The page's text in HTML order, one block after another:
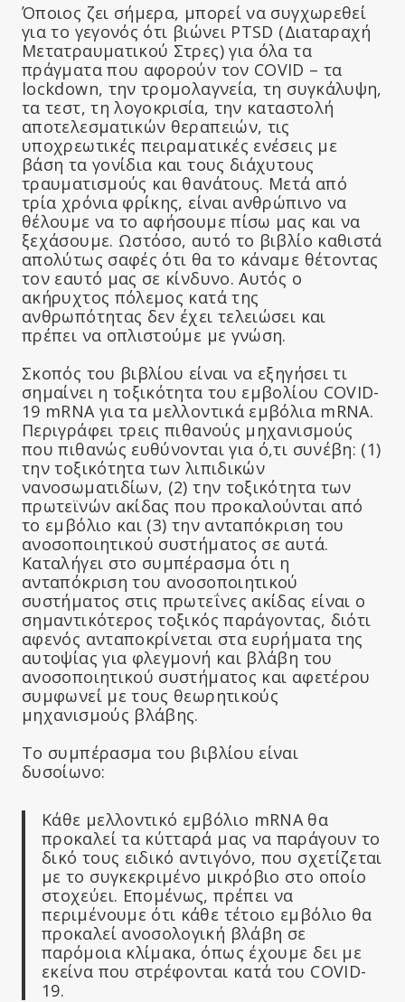
Όποιος ζει σήμερα, μπορεί να συγχωρεθεί
για το γεγονός ότι βιώνει PTSD (Διαταραχή
Μετατραυματικού Στρες) για όλα τα
πράγματα που αφορούν τον COVID – τα
lockdown, την τρομολαγνεία, τη συγκάλυψη,
τα τεστ, τη λογοκρισία, την καταστολή
αποτελεσματικών θεραπειών, τις
υποχρεωτικές πειραματικές ενέσεις με
βάση τα γονίδια και τους διάχυτους
τραυματισμούς και θανάτους. Μετά από
τρία χρόνια φρίκης, είναι ανθρώπινο να
θέλουμε να το αφήσουμε πίσω μας και να
ξεχάσουμε. Ωστόσο, αυτό το βιβλίο καθιστά
απολύτως σαφές ότι θα το κάναμε θέτοντας
τον εαυτό μας σε κίνδυνο. Αυτός ο
ακήρυχτος πόλεμος κατά της
ανθρωπότητας δεν έχει τελειώσει και
πρέπει να οπλιστούμε με γνώση.
Σκοπός του βιβλίου είναι να εξηγήσει τι
σημαίνει η τοξικότητα του εμβολίου COVID-
19 mRNA για τα μελλοντικά εμβόλια mRNA.
Περιγράφει τρεις πιθανούς μηχανισμούς
που πιθανώς ευθύνονται για ό,τι συνέβη: (1)
την τοξικότητα των λιπιδικών
νανοσωματιδίων, (2) την τοξικότητα των
πρωτεϊνών ακίδας που προκαλούνται από
το εμβόλιο και (3) την ανταπόκριση του
ανοσοποιητικού συστήματος σε αυτά.
Καταλήγει στο συμπέρασμα ότι η
ανταπόκριση του ανοσοποιητικού
συστήματος στις πρωτεΐνες ακίδας είναι ο
σημαντικότερος τοξικός παράγοντας, διότι
αφενός ανταποκρίνεται στα ευρήματα της
αυτοψίας για φλεγμονή και βλάβη του
ανοσοποιητικού συστήματος και αφετέρου
συμφωνεί με τους θεωρητικούς
μηχανισμούς βλάβης.
Το συμπέρασμα του βιβλίου είναι
δυσοίωνο:
Κάθε μελλοντικό εμβόλιο mRNA θα
προκαλεί τα κύτταρά μας να παράγουν το
δικό τους ειδικό αντιγόνο, που σχετίζεται
με το συγκεκριμένο μικρόβιο στο οποίο
στοχεύει. Επομένως, πρέπει να
περιμένουμε ότι κάθε τέτοιο εμβόλιο θα
προκαλεί ανοσολογική βλάβη σε
παρόμοια κλίμακα, όπως έχουμε δει με
εκείνα που στρέφονται κατά του COVID-
19.